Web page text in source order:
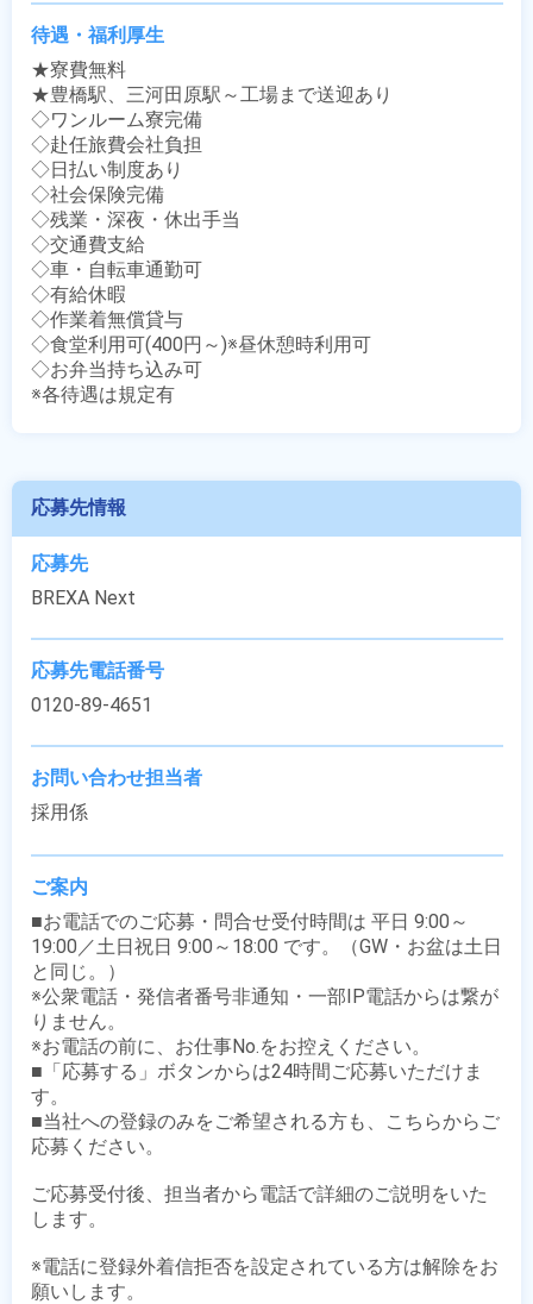
待遇・福利厚生
★寮費無料
★豊橋駅、三河田原駅～工場まで送迎あり
◇ワンルーム寮完備
◇赴任旅費会社負担
◇日払い制度あり
◇社会保険完備
◇残業・深夜・休出手当
◇交通費支給
◇車・自転車通勤可
◇有給休暇
◇作業着無償貸与
◇食堂利用可(400円～)※昼休憩時利用可
◇お弁当持ち込み可
※各待遇は規定有
応募先情報
応募先
BREXA Next
応募先電話番号
0120-89-4651
お問い合わせ担当者
採用係
ご案内
■お電話でのご応募・問合せ受付時間は 平日 9:00～
19:00／土日祝日 9:00～18:00 です。（GW・お盆は土日
と同じ。）
※公衆電話・発信者番号非通知・一部IP電話からは繋が
りません。
※お電話の前に、お仕事No.をお控えください。
■「応募する」ボタンからは24時間ご応募いただけま
す。
■当社への登録のみをご希望される方も、こちらからご
応募ください。
ご応募受付後、担当者から電話で詳細のご説明をいた
します。
※電話に登録外着信拒否を設定されている方は解除をお
願いします。